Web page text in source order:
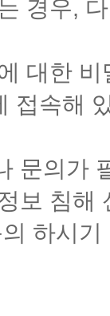
경우,
대한
접속해
문의가
보 침
하시기